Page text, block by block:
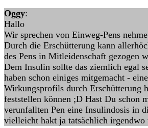
Oggy:
Hallo
Wir sprechen von Einweg-Pens
Durch die Erschütterung kann
des Pens in Mitleidenschaft gezogen
Dem Insulin sollte das ziemlich egal
haben schon einiges mitgemacht -
Wirkungsprofils durch Erschütterung
feststellen können ;D Hast Du schon
verunfallten Pen eine Insulindosis in
vielleicht hakt ja tatsächlich irgendwo